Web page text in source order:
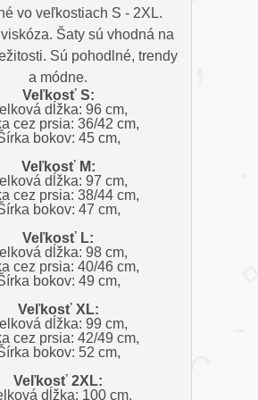
vo veľkostiach S - 2XL.
Šaty sú vhodná na
Sú pohodlné, trendy
a módne.
Veľkosť S:
dĺžka: 96 cm,
cez prsia: 36/42 cm,
bokov: 45 cm,
Veľkosť M:
dĺžka: 97 cm,
cez prsia: 38/44 cm,
bokov: 47 cm,
Veľkosť L:
dĺžka: 98 cm,
cez prsia: 40/46 cm,
bokov: 49 cm,
Veľkosť XL:
dĺžka: 99 cm,
cez prsia: 42/49 cm,
bokov: 52 cm,
Veľkosť 2XL:
dĺžka: 100 cm,